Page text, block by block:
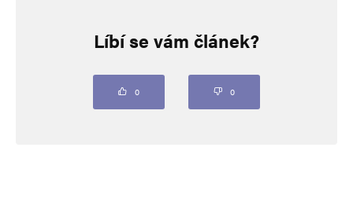
Vaše e-mailová adresa nebude zveřejněna. Vyžadované informace jsou
Líbí se vám článek?
0 0